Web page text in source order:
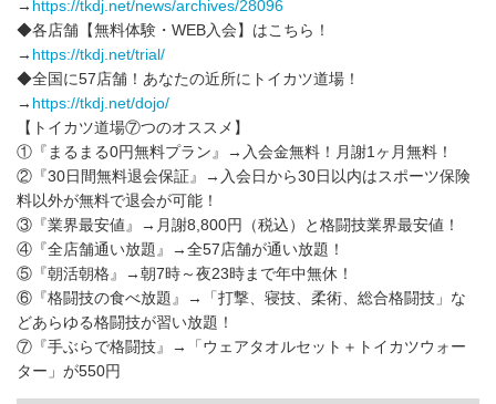
→ https://tkdj.net/news/archives/28096
◆各店舗【無料体験・WEB入会】はこちら！
→ https://tkdj.net/trial/
◆全国に57店舗！あなたの近所にトイカツ道場！
→ https://tkdj.net/dojo/
【トイカツ道場⑦つのオススメ】
①『まるまる0円無料プラン』→入会金無料！月謝1ヶ月無料！
②『30日間無料退会保証』→入会日から30日以内はスポーツ保険
料以外が無料で退会が可能！
③『業界最安値』→月謝8,800円（税込）と格闘技業界最安値！
④『全店舗通い放題』→全57店舗が通い放題！
⑤『朝活朝格』→朝7時～夜23時まで年中無休！
⑥『格闘技の食べ放題』→「打撃、寝技、柔術、総合格闘技」な
どあらゆる格闘技が習い放題！
⑦『手ぶらで格闘技』→「ウェアタオルセット＋トイカツウォー
ター」が550円